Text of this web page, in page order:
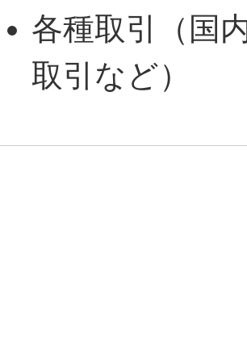
各種取引（国
取引など）